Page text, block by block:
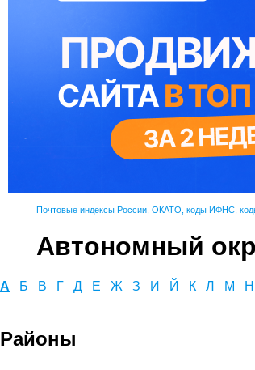
Почтовые индексы России, ОКАТО, коды ИФНС,
Автономный
А Б В Г Д Е Ж З И Й К Л М Н
Районы